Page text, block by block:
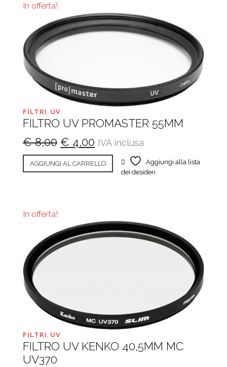
In offerta!
FILTRI UV
FILTRO UV PROMASTER 55MM
€8,00 Il
prezzo
originale
€ 4,00 Il
prezzo
attuale
IVA inclusa
AGGIUNGI AL CARRELLO
Aggiungi alla lista
dei desideri
In offerta!
FILTRI UV
FILTRO UV KENKO 40,5MM MC
UV370